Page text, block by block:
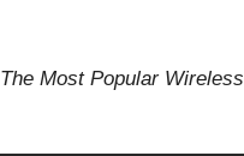
Most Popular Wireless